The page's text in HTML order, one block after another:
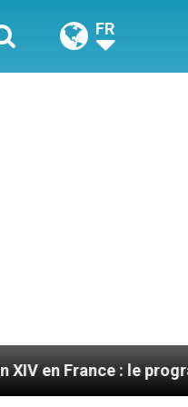
FR
: le programme